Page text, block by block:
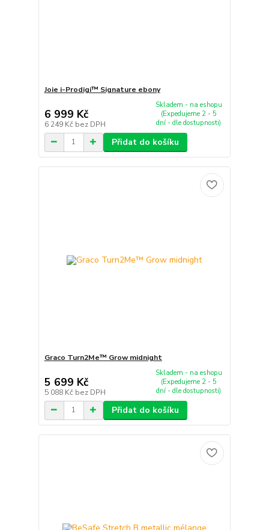
Joie i-Prodigi™ Signature ebony
6 999 Kč
6 249 Kč bez DPH
Skladem - na eshopu
(Expedujeme 2 - 5
dní - dle dostupnosti)
Přidat do košíku
Graco Turn2Me™ Grow midnight
5 699 Kč
5 088 Kč bez DPH
Skladem - na eshopu
(Expedujeme 2 - 5
dní - dle dostupnosti)
Přidat do košíku